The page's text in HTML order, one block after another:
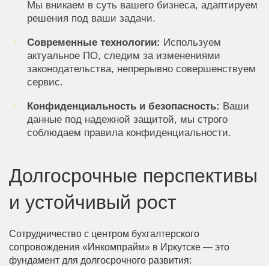
Мы вникаем в суть вашего бизнеса, адаптируем
решения под ваши задачи.
Современные технологии: Используем
актуальное ПО, следим за изменениями
законодательства, непрерывно совершенствуем
сервис.
Конфиденциальность и безопасность: Ваши
данные под надежной защитой, мы строго
соблюдаем правила конфиденциальности.
Долгосрочные перспективы
и устойчивый рост
Сотрудничество с центром бухгалтерского
сопровождения «Инкомпрайм» в Иркутске — это
фундамент для долгосрочного развития: